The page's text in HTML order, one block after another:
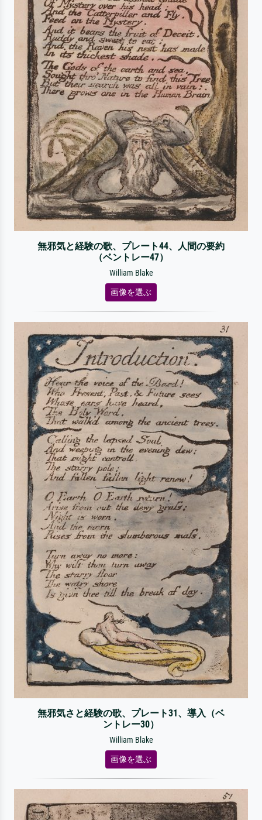
無邪気と経験の歌、プレート44、人間の要約
（ベントレー47）
William Blake
画像を選ぶ
無邪気さと経験の歌、プレート31、導入（ベ
ントレー30）
William Blake
画像を選ぶ